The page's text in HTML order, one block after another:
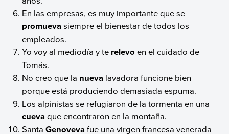
En las empresas, es muy importante que se
promueva siempre el bienestar de todos los
empleados.
Yo voy al mediodía y te relevo en el cuidado de
Tomás.
No creo que la nueva lavadora funcione bien
porque está produciendo demasiada espuma.
Los alpinistas se refugiaron de la tormenta en una
cueva que encontraron en la montaña.
SantaGenoveva fue una virgen francesa venerada